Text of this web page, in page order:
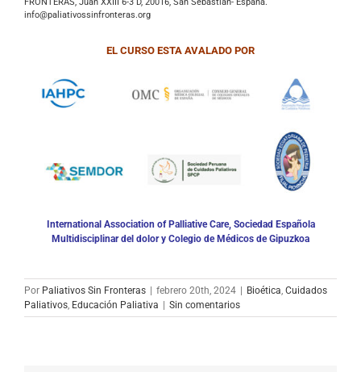
info@paliativossinfronteras.org
EL CURSO ESTA AVALADO POR
International Association of Palliative Care, Sociedad Española
Multidisciplinar del dolor y Colegio de Médicos de Gipuzkoa
Por Paliativos Sin Fronteras febrero 20th, 2024 Bioética, Cuidados
Paliativos, Educación Paliativa Sin comentarios